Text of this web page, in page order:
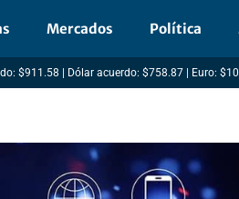
Mercados Política
$911.58 | Dólar acuerdo: $758.87 | Euro: